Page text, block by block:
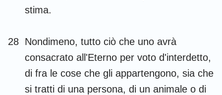
stima.
28 Nondimeno, tutto ciò che uno avrà
consacrato all'Eterno per voto d'interdetto,
di fra le cose che gli appartengono, sia che
si tratti di una persona, di un animale o di